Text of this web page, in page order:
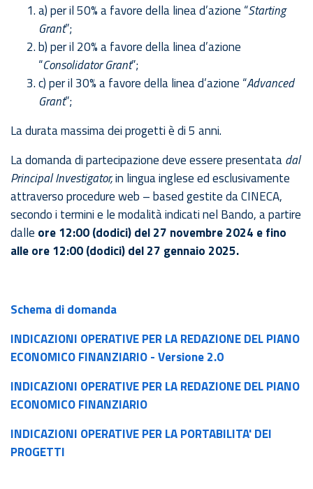
a) per il 50% a favore della linea d’azione “Starting
Grant”;
b) per il 20% a favore della linea d’azione
“Consolidator Grant”;
c) per il 30% a favore della linea d’azione “Advanced
Grant”;
La durata massima dei progetti è di 5 anni.
La domanda di partecipazione deve essere presentatadal
Principal Investigator,in lingua inglese ed esclusivamente
attraverso procedure web – based gestite da CINECA,
secondo i termini e le modalità indicati nel Bando, a partire
dalle ore 12:00 (dodici) del 27 novembre 2024 e fino
alle ore 12:00 (dodici) del 27 gennaio 2025.
Schema di domanda
INDICAZIONI OPERATIVE PER LA REDAZIONE DEL PIANO
ECONOMICO FINANZIARIO - Versione 2.0
INDICAZIONI OPERATIVE PER LA REDAZIONE DEL PIANO
ECONOMICO FINANZIARIO
INDICAZIONI OPERATIVE PER LA PORTABILITA' DEI
PROGETTI